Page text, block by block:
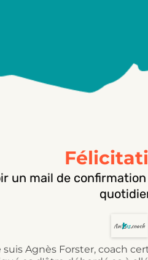
un mail de
suis Agnès Forster, coach